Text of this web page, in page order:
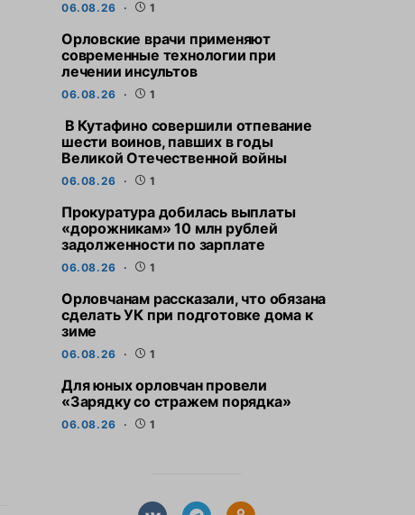
06.08.26 1
Орловские врачи применяют
современные технологии при
лечении инсультов
06.08.26 1
В Кутафино совершили отпевание
шести воинов, павших в годы
Великой Отечественной войны
06.08.26 1
Прокуратура добилась выплаты
«дорожникам» 10 млн рублей
задолженности по зарплате
06.08.26 1
Орловчанам рассказали, что обязана
сделать УК при подготовке дома к
зиме
06.08.26 1
Для юных орловчан провели
«Зарядку со стражем порядка»
06.08.26 1